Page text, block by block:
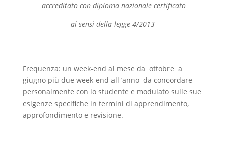
accreditato con diploma nazionale certificato
ai sensi della legge 4/2013
Frequenza: un week-end al mese da ottobre a
giugno più due week-end all ’anno da concordare
personalmente con lo studente e modulato sulle sue
esigenze specifiche in termini di apprendimento,
approfondimento e revisione.